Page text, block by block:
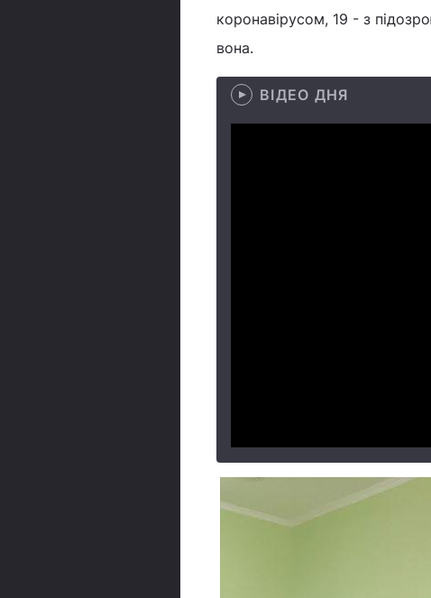
коронавірусом, 19 - з
вона.
ВІДЕО ДНЯ